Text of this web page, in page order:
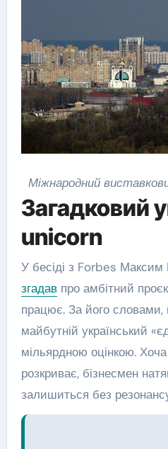
Міжнародний
Загадковий
unicorn
У бесіді з Forbes Максим
згадавпро амбітний
працює. За його
майбутній український
мільярдною оцінкою.
розкриває, бізнесмен
залишиться без